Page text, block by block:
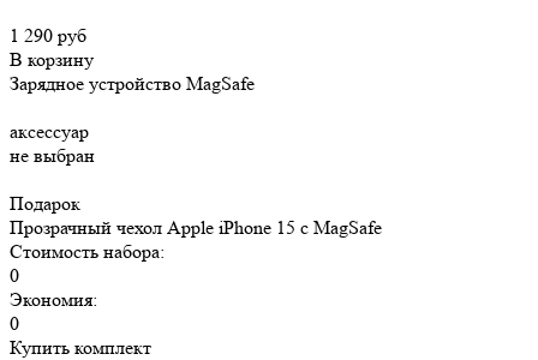
1 290 руб
В корзину
Зарядное устройство MagSafe
аксессуар
не выбран
Подарок
Прозрачный чехол Apple iPhone 15 c MagSafe
Стоимость набора:
0
Экономия:
0
Купить комплект